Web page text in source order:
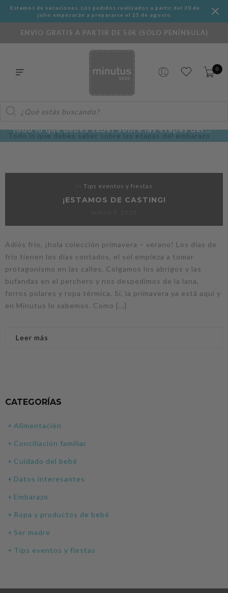
Estamos de vacaciones. Los pedidos realizados a partir del 30 de
julio empezarán a prepararse el 25 de agosto.
ENVÍO GRATIS A PARTIR DE 50€ (SOLO PENÍNSULA)
0
de
productos
Todo lo que debes saber sobre las etapas del embarazo
Tips eventos y fiestas
¡ESTAMOS DE CASTING!
Adiós frío, ¡hola colección primavera – verano! Los días de
frío tienen los días contados, el sol empieza a tomar
protagonismo en las calles. Colgamos los abrigos y las
bufandas en el perchero y nos despedimos de la lana,
forros polares y ropa térmica. Sí, la primavera ya está aquí y
en Minutus lo sabemos. Como […]
Leer más
CATEGORÍAS
Alimentación
Conciliación familiar
Cuidado del bebé
Datos interesantes
Embarazo
Ropa y productos de bebé
Ser madre
Tips eventos y fiestas